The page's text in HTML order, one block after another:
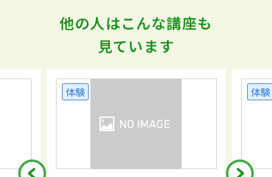
他の人はこんな講座も
見ています
体験 体験